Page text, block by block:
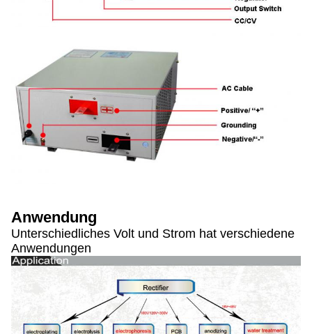
Anwendung
Unterschiedliches Volt und Strom hat verschiedene
Anwendungen